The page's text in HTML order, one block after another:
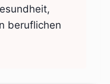
beruflichen